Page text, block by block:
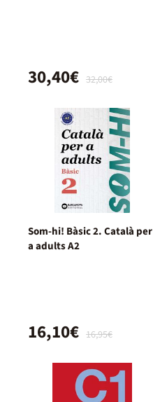
32,00€
30,40€
Som-hi! Bàsic 2. Català per
a adults A2
16,95€
16,10€